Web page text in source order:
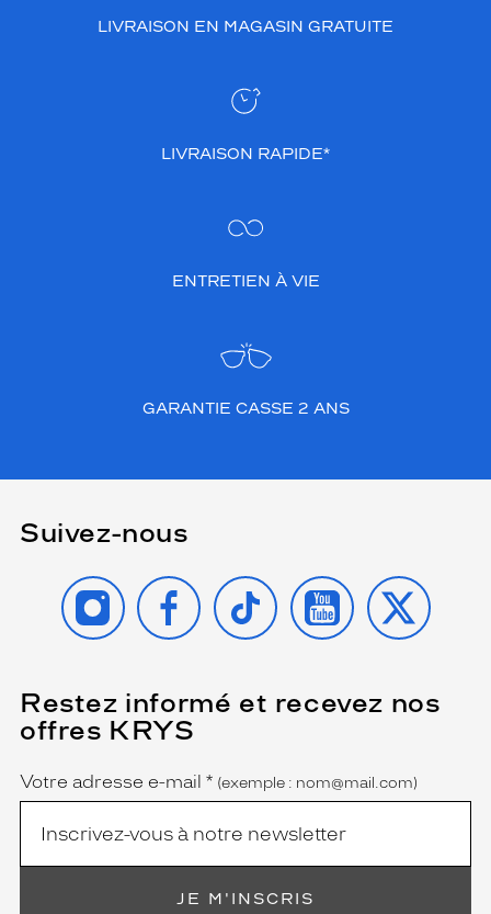
LIVRAISON EN MAGASIN GRATUITE
LIVRAISON RAPIDE*
ENTRETIEN À VIE
GARANTIE CASSE 2 ANS
Suivez-nous
INSTAGRAMFACEBOOK
TIKTOK YOUTUBE
X
Restez informé et recevez nos
offres KRYS
Name
Votre adresse e-mail *
(Ce
champ
est
obligatoire)
(exemple : nom@mail.com)
JE M'INSCRIS